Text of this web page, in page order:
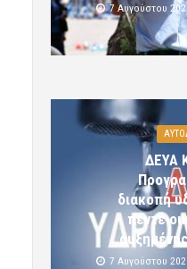
7 Αυγούστου
ΔΕΥΑ
διακοπή
πέντε
7 Αυγούστου